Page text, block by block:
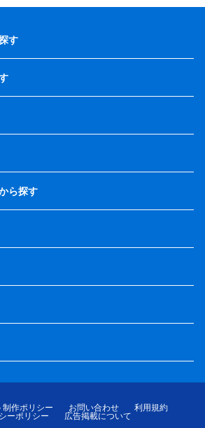
す
ら探す
制作ポリシー お問い合わせ
利用規約
ーポリシー
広告掲載について